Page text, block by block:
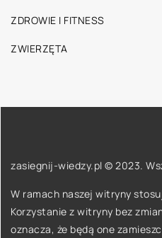
ZDROWIE I FITNESS
ZWIERZĘTA
zasiegnij-wiedzy.pl © 2023.
W ramach naszej witryny
Korzystanie z witryny bez
oznacza, że będą one